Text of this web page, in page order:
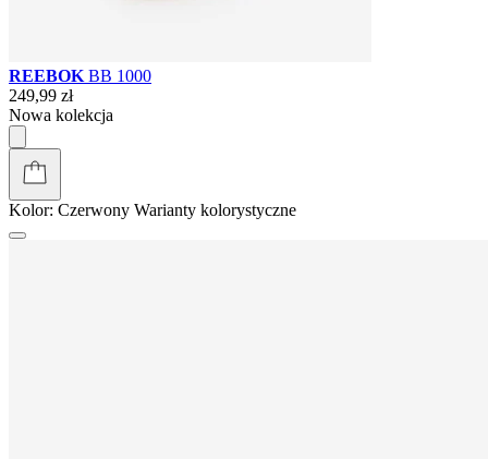
REEBOK BB 1000
249,99 zł
Nowa kolekcja
Kolor: Czerwony Warianty kolorystyczne